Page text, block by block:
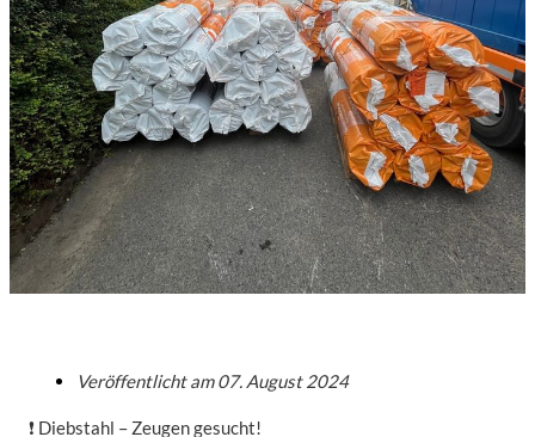
Veröffentlicht am07. August 2024
❗ Diebstahl – Zeugen gesucht!